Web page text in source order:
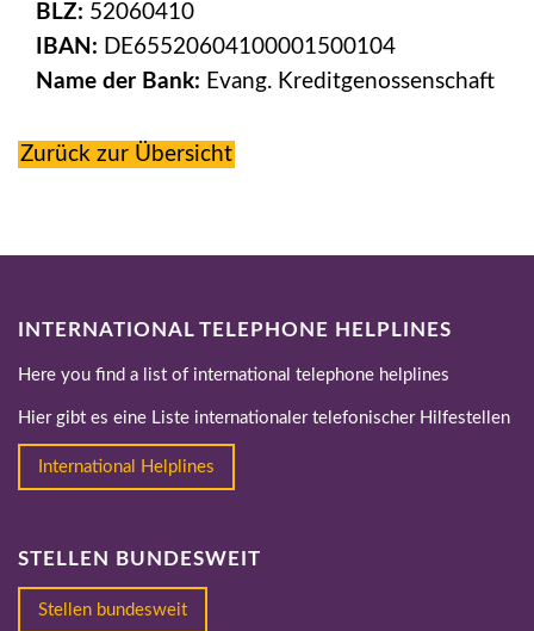
BLZ: 52060410
IBAN: DE65520604100001500104
Name der Bank: Evang. Kreditgenossenschaft
Zurück zur Übersicht
INTERNATIONAL TELEPHONE HELPLINES
Here you find a list of international telephone helplines
Hier gibt es eine Liste internationaler telefonischer Hilfestellen
International Helplines
STELLEN BUNDESWEIT
Stellen bundesweit